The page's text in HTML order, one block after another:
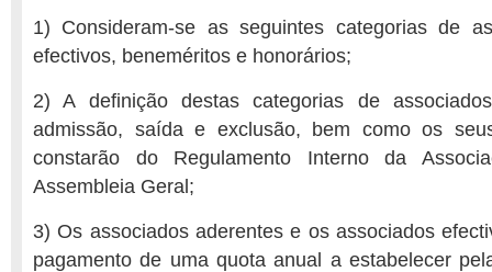
1) Consideram-se as seguintes categorias de
efectivos, beneméritos e honorários;
2) A definição destas categorias de
admissão, saída e exclusão, bem como os
constarão do Regulamento Interno da
Assembleia Geral;
3) Os associados aderentes e os associados
pagamento de uma quota anual a estabelecer